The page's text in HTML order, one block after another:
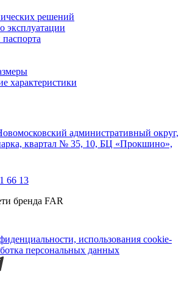
решений
эксплуатации
характеристики
административный округ,
квартал № 35, 10, БЦ «Прокшино»,
66 13
бренда FAR
использования сookie-
персональных данных